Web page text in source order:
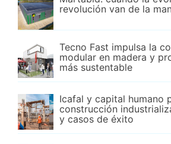
revolución van de la
Tecno Fast impulsa la
modular en madera y
más sustentable
Icafal y capital humano
construcción
y casos de éxito